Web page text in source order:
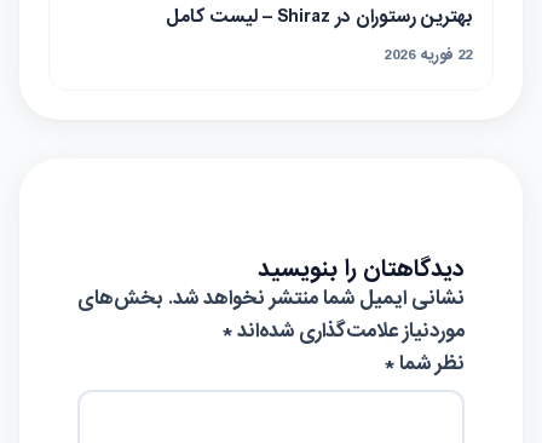
بهترین رستوران در Shiraz – لیست کامل
22 فوریه 2026
دیدگاهتان را بنویسید
نشانی ایمیل شما منتشر نخواهد شد. بخش‌های
موردنیاز علامت‌گذاری شده‌اند*
نظر شما *